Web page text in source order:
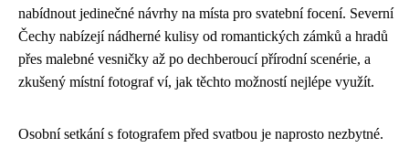
nabídnout jedinečné návrhy na místa pro svatební focení. Severní
Čechy nabízejí nádherné kulisy od romantických zámků a hradů
přes malebné vesničky až po dechberoucí přírodní scenérie, a
zkušený místní fotograf ví, jak těchto možností nejlépe využít.
Osobní setkání s fotografem před svatbou je naprosto nezbytné.